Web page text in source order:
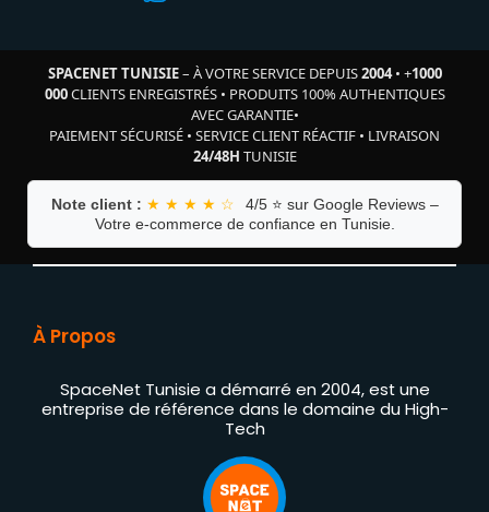
SPACENET TUNISIE– À VOTRE SERVICE DEPUIS2004• +1000
000CLIENTS ENREGISTRÉS• PRODUITS 100% AUTHENTIQUES
AVEC GARANTIE•
PAIEMENT SÉCURISÉ • SERVICE CLIENT RÉACTIF • LIVRAISON
24/48H TUNISIE
Note client : ★ ★ ★ ★ ☆
4/5 ⭐ sur Google Reviews –
Votre e-commerce de confiance en Tunisie.
À Propos
SpaceNet Tunisie a démarré en 2004, est une
entreprise de référence dans le domaine du High-
Tech